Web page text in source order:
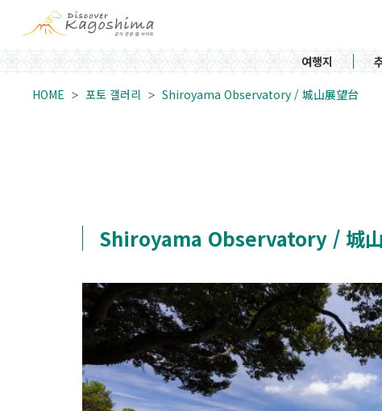
여행지
HOME 포토 갤러리 Shiroyama Observatory / 城山展望台
Shiroyama Observatory / 城